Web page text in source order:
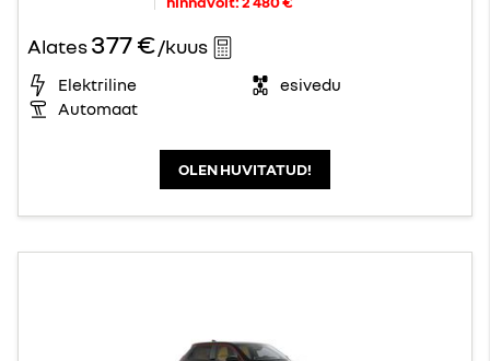
Alates377 €/kuus
Elektriline
esivedu
Automaat
OLEN HUVITATUD!